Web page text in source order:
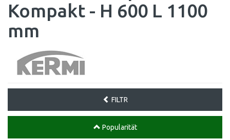
Kompakt - H 600 L 1100
mm
FILTR
Popularität